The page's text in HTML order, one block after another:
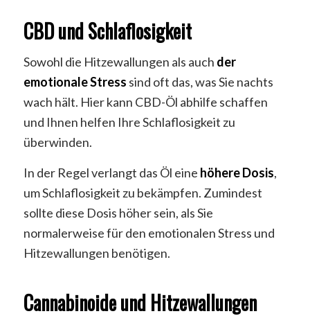
CBD und Schlaflosigkeit
Sowohl die Hitzewallungen als auch der
emotionale Stress sind oft das, was Sie nachts
wach hält. Hier kann CBD-Öl abhilfe schaffen
und Ihnen helfen Ihre Schlaflosigkeit zu
überwinden.
In der Regel verlangt das Öl eine höhere Dosis,
um Schlaflosigkeit zu bekämpfen. Zumindest
sollte diese Dosis höher sein, als Sie
normalerweise für den emotionalen Stress und
Hitzewallungen benötigen.
Cannabinoide und Hitzewallungen